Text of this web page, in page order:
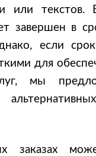
или текстов.
завершен в
если
для
мы
заказах